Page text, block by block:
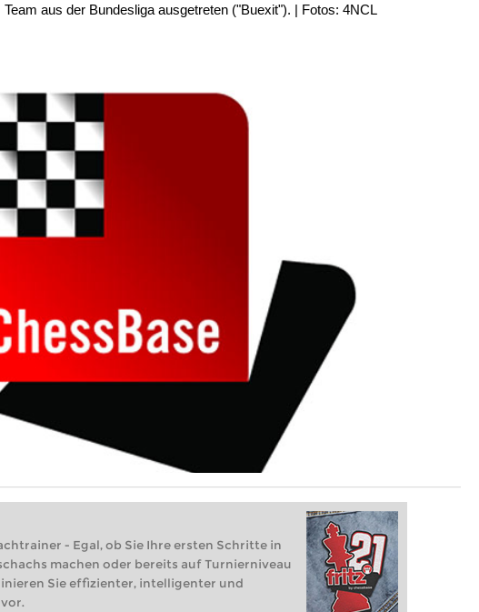
aus der Bundesliga ausgetreten ("Buexit"). | Fotos: 4NCL
- Egal, ob Sie Ihre ersten Schritte in
machen oder bereits auf Turnierniveau
Sie effizienter, intelligenter und